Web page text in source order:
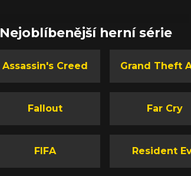
Nejoblíbenější herní série
Assassin's Creed Grand Theft
Fallout Far Cry
FIFA Resident